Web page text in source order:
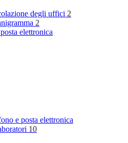
degli uffici 2
2
elettronica
e posta elettronica
10